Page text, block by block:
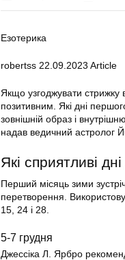
Езотерика
robertss 22.09.2023 Article
Якщо узгоджувати
позитивним. Які дні
зовнішній образ і
надав ведичний астролог
Які сприятливі
Перший місяць зими
перетворення.
15, 24 і 28.
5-7 грудня
Джессіка Л. Ярбро